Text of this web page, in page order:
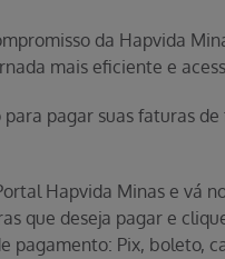
da Hapvida
mais eficiente e
para pagar suas faturas
Hapvida Minas e vá
que deseja pagar e
pagamento: Pix,